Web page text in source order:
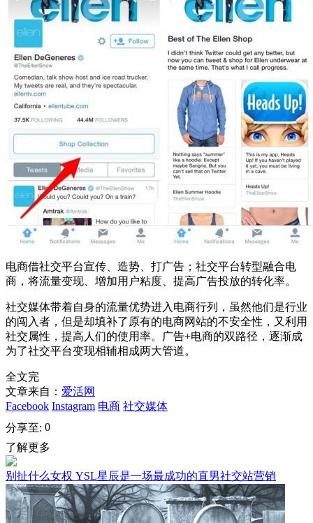
电商借社交平台宣传、造势、打广告；社交平台转型融合电
商，将流量变现、增加用户粘度、提高广告投放的转化率。
社交媒体带着自身的流量优势进入电商行列，虽然他们是行业
的闯入者，但是却填补了原有的电商网站的不安全性，又利用
社交属性，提高人们的使用率。广告+电商的双路径，逐渐成
为了社交平台变现相辅相成两大管道。
全文完
文章来自： 爱活网
Facebook Instagram 电商 社交媒体
分享至: 0
了解更多
别扯什么女权 YSL星辰是一场最成功的直男社交站营销